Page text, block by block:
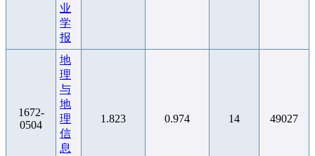
业
学
报
1672-
0504
地
理
与
地
理
信
息
1.823 0.974 14 49027